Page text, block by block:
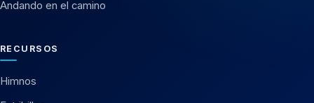
Andando en el camino
RECURSOS
Himnos